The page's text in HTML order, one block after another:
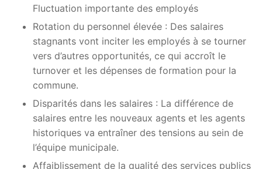
Fluctuation importante des employés
Rotation du personnel élevée : Des salaires
stagnants vont inciter les employés à se tourner
vers d’autres opportunités, ce qui accroît le
turnover et les dépenses de formation pour la
commune.
Disparités dans les salaires : La différence de
salaires entre les nouveaux agents et les agents
historiques va entraîner des tensions au sein de
l’équipe municipale.
Affaiblissement de la qualité des services publics